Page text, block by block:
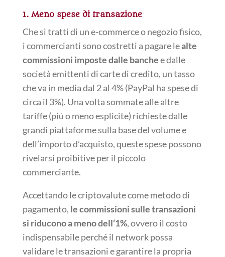
1. Meno spese di transazione
Che si tratti di un e-commerce o negozio fisico,
i commercianti sono costretti a pagare lealte
commissioni imposte dalle banchee dalle
società emittenti di carte di credito, un tasso
che va in media dal 2 al 4% (PayPal ha spese di
circa il 3%). Una volta sommate alle altre
tariffe (più o meno esplicite) richieste dalle
grandi piattaforme sulla base del volume e
dell’importo d’acquisto, queste spese possono
rivelarsi proibitive per il piccolo
commerciante.
Accettando le criptovalute come metodo di
pagamento, le commissioni sulle transazioni
si riducono a meno dell’1%, ovvero il costo
indispensabile perché il network possa
validare le transazioni e garantire la propria